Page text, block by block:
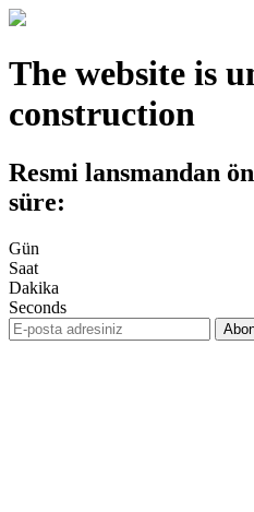
The website is
construction
Resmi lansmandan
süre:
Gün
Saat
Dakika
Seconds